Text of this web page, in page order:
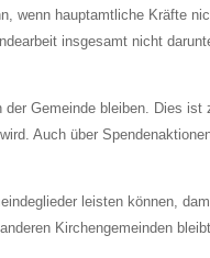
wenn hauptamtliche Kräfte
insgesamt nicht
Gemeinde bleiben. Dies
Auch über
leisten können,
Kirchengemeinden